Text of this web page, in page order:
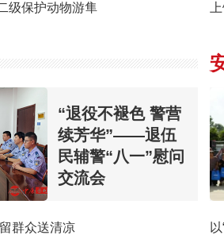
级保护动物游隼
“退役不褪色 警营
续芳华”——退伍
民辅警“八一”慰问
交流会
群众送清凉